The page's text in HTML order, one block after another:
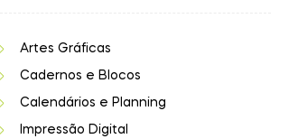
Artes Gráficas
Cadernos e Blocos
Calendários e Planning
Impressão Digital